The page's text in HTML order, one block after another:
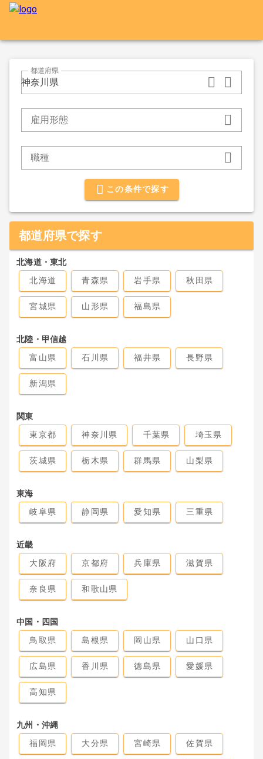
神奈川県
都道府県
雇用形態
職種
この条件で探す
都道府県で探す
北海道・東北
北海道
青森県 岩手県 秋田県
宮城県 山形県 福島県
北陸・甲信越
富山県
石川県 福井県 長野県
新潟県
関東
東京都
神奈川県 千葉県 埼玉県
茨城県 栃木県 群馬県 山梨県
東海
岐阜県
静岡県 愛知県 三重県
近畿
大阪府
京都府 兵庫県 滋賀県
奈良県 和歌山県
中国・四国
鳥取県
島根県 岡山県 山口県
広島県 香川県 徳島県 愛媛県
高知県
九州・沖縄
福岡県
大分県 宮崎県 佐賀県